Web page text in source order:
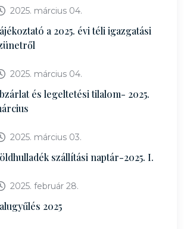
2025. március 04.
a 2025. évi téli igazgatási
2025. március 04.
és legeltetési tilalom- 2025.
2025. március 03.
szállítási naptár-2025. I.
2025. február 28.
2025